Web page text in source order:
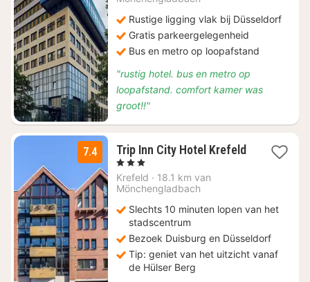
43,33
Rustige ligging vlak bij Düsseldorf
Gratis parkeergelegenheid
Bus en metro op loopafstand
"rustig hotel. bus en metro op
loopafstand. comfort kamer was
groot!!"
7.4
Trip Inn City Hotel Krefeld
2
nachten
vanaf
45
, 3 Sterren
Krefeld · 18.1 km van
Mönchengladbach
Slechts 10 minuten lopen van het
stadscentrum
Bezoek Duisburg en Düsseldorf
Tip: geniet van het uitzicht vanaf
de Hülser Berg